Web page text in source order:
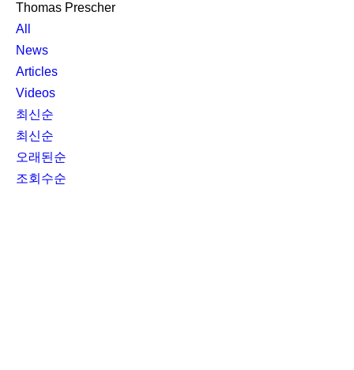
Thomas Prescher
All
News
Articles
Videos
최신순
최신순
오래된순
조회수순